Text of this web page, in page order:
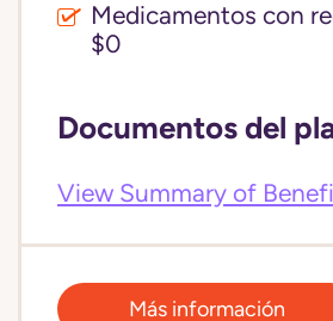
Medicamentos con
$0
Documentos del
View Summary of
Más información